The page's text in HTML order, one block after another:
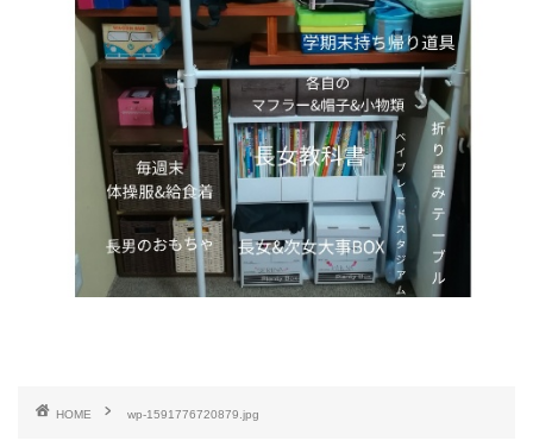
HOME wp-1591776720879.jpg